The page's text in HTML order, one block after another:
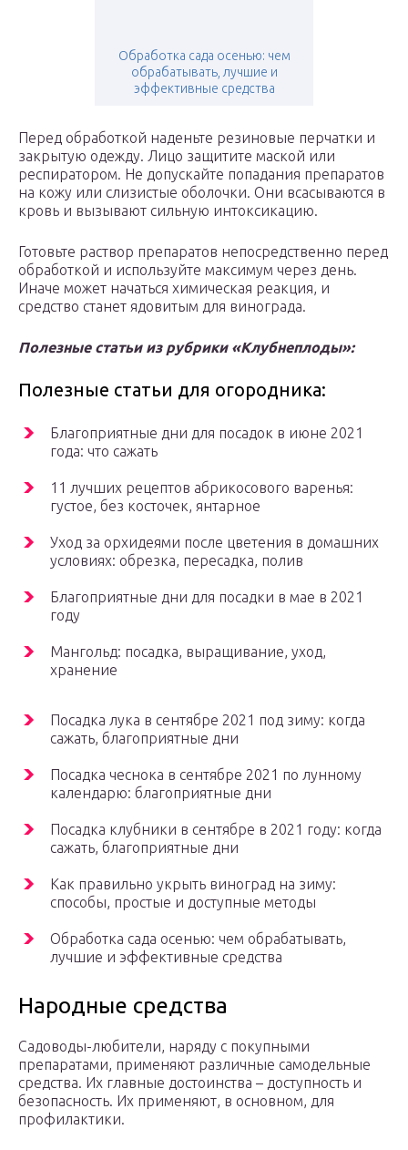
Обработка сада осенью: чем
обрабатывать, лучшие и
эффективные средства
Перед обработкой наденьте резиновые перчатки и
закрытую одежду. Лицо защитите маской или
респиратором. Не допускайте попадания препаратов
на кожу или слизистые оболочки. Они всасываются в
кровь и вызывают сильную интоксикацию.
Готовьте раствор препаратов непосредственно перед
обработкой и используйте максимум через день.
Иначе может начаться химическая реакция, и
средство станет ядовитым для винограда.
Полезные статьи из рубрики «Клубнеплоды»:
Полезные статьи для огородника:
Благоприятные дни для посадок в июне 2021
года: что сажать
11 лучших рецептов абрикосового варенья:
густое, без косточек, янтарное
Уход за орхидеями после цветения в домашних
условиях: обрезка, пересадка, полив
Благоприятные дни для посадки в мае в 2021
году
Мангольд: посадка, выращивание, уход,
хранение
Посадка лука в сентябре 2021 под зиму: когда
сажать, благоприятные дни
Посадка чеснока в сентябре 2021 по лунному
календарю: благоприятные дни
Посадка клубники в сентябре в 2021 году: когда
сажать, благоприятные дни
Как правильно укрыть виноград на зиму:
способы, простые и доступные методы
Обработка сада осенью: чем обрабатывать,
лучшие и эффективные средства
Народные средства
Садоводы-любители, наряду с покупными
препаратами, применяют различные самодельные
средства. Их главные достоинства – доступность и
безопасность. Их применяют, в основном, для
профилактики.